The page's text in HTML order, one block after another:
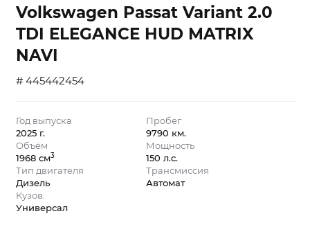
Volkswagen Passat Variant 2.0
TDI ELEGANCE HUD MATRIX
NAVI
# 445442454
Год выпуска
2025 г.
Пробег
9790 км.
Объём
1968 см3
Мощность
150 л.с.
Тип двигателя
Дизель
Трансмиссия
Автомат
Кузов:
Универсал